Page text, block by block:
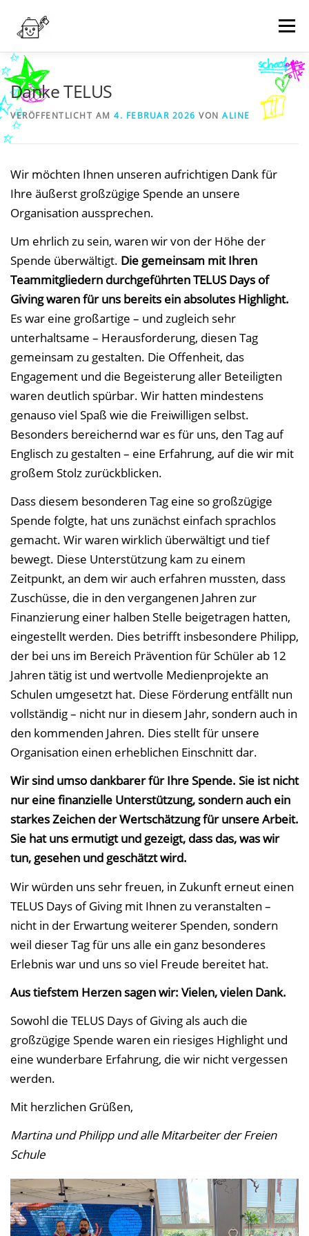
Inhalt
springen
Menü
NEWS
SPENDEN
Danke TELUS
VERÖFFENTLICHT AM 4. FEBRUAR 2026 VON ALINE
Wir möchten Ihnen unseren aufrichtigen Dank für
Ihre äußerst großzügige Spende an unsere
Organisation aussprechen.
Um ehrlich zu sein, waren wir von der Höhe der
Spende überwältigt. Die gemeinsam mit Ihren
Teammitgliedern durchgeführten TELUS Days of
Giving waren für uns bereits ein absolutes Highlight.
Es war eine großartige – und zugleich sehr
unterhaltsame – Herausforderung, diesen Tag
gemeinsam zu gestalten. Die Offenheit, das
Engagement und die Begeisterung aller Beteiligten
waren deutlich spürbar. Wir hatten mindestens
genauso viel Spaß wie die Freiwilligen selbst.
Besonders bereichernd war es für uns, den Tag auf
Englisch zu gestalten – eine Erfahrung, auf die wir mit
großem Stolz zurückblicken.
Dass diesem besonderen Tag eine so großzügige
Spende folgte, hat uns zunächst einfach sprachlos
gemacht. Wir waren wirklich überwältigt und tief
bewegt. Diese Unterstützung kam zu einem
Zeitpunkt, an dem wir auch erfahren mussten, dass
Zuschüsse, die in den vergangenen Jahren zur
Finanzierung einer halben Stelle beigetragen hatten,
eingestellt werden. Dies betrifft insbesondere Philipp,
der bei uns im Bereich Prävention für Schüler ab 12
Jahren tätig ist und wertvolle Medienprojekte an
Schulen umgesetzt hat. Diese Förderung entfällt nun
vollständig – nicht nur in diesem Jahr, sondern auch in
den kommenden Jahren. Dies stellt für unsere
Organisation einen erheblichen Einschnitt dar.
Wir sind umso dankbarer für Ihre Spende. Sie ist nicht
nur eine finanzielle Unterstützung, sondern auch ein
starkes Zeichen der Wertschätzung für unsere Arbeit.
Sie hat uns ermutigt und gezeigt, dass das, was wir
tun, gesehen und geschätzt wird.
Wir würden uns sehr freuen, in Zukunft erneut einen
TELUS Days of Giving mit Ihnen zu veranstalten –
nicht in der Erwartung weiterer Spenden, sondern
weil dieser Tag für uns alle ein ganz besonderes
Erlebnis war und uns so viel Freude bereitet hat.
Aus tiefstem Herzen sagen wir: Vielen, vielen Dank.
Sowohl die TELUS Days of Giving als auch die
großzügige Spende waren ein riesiges Highlight und
eine wunderbare Erfahrung, die wir nicht vergessen
werden.
Mit herzlichen Grüßen,
Martina und Philipp und alle Mitarbeiter der Freien
Schule